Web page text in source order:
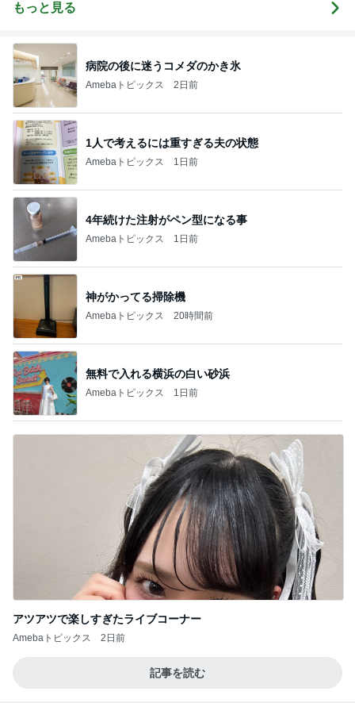
もっと見る
病院の後に迷うコメダのかき氷
Amebaトピックス 2日前
1人で考えるには重すぎる夫の状態
Amebaトピックス 1日前
4年続けた注射がペン型になる事
Amebaトピックス 1日前
神がかってる掃除機
Amebaトピックス 20時間前
無料で入れる横浜の白い砂浜
Amebaトピックス 1日前
アツアツで楽しすぎたライブコーナー
Amebaトピックス 2日前
記事を読む